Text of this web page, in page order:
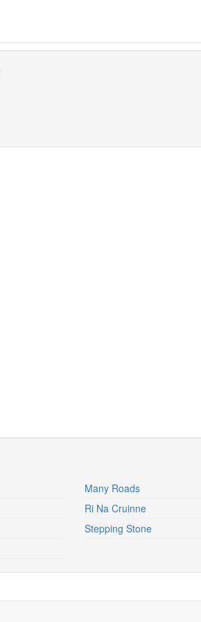
Many Roads
Ri Na Cruinne
Stepping Stone